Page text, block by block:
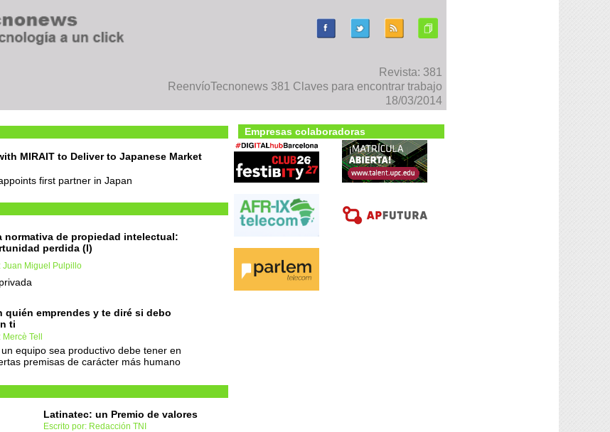
Revista: 381
ReenvíoTecnonews 381 Claves para encontrar trabajo
18/03/2014
MIRAIT to Deliver to Japanese Market
first partner in Japan
normativa de propiedad intelectual:
perdida (I)
Juan Miguel Pulpillo
quién emprendes y te diré si debo
ti
Tell
equipo sea productivo debe tener en
premisas de carácter más humano
Latinatec: un Premio de valores
Escrito por: Redacción TNI
Empresas colaboradoras